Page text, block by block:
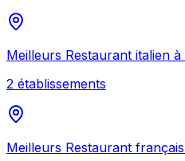
Meilleurs Restaurant italien à
2 établissements
Meilleurs Restaurant français